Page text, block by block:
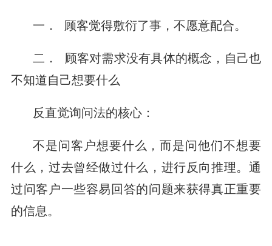
一． 顾客觉得敷衍了事，不愿意配合。
二． 顾客对需求没有具体的概念，自己也
不知道自己想要什么
反直觉询问法的核心：
不是问客户想要什么，而是问他们不想要
什么，过去曾经做过什么，进行反向推理。通
过问客户一些容易回答的问题来获得真正重要
的信息。